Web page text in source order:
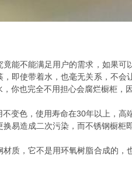
能不能满足用户的需求，如果
即使带着水，也毫无关系，不
你也完全不用担心会腐烂橱柜，
变色，使用寿命在30年以上，高
易造成二次污染，而不锈钢橱柜
质，它不是用环氧树脂合成的